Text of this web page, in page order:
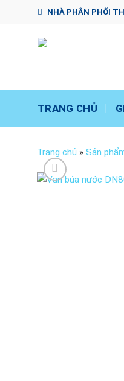
NHÀ PHÂN PHỐI
TRANG CHỦ
Trang chủ » Sản